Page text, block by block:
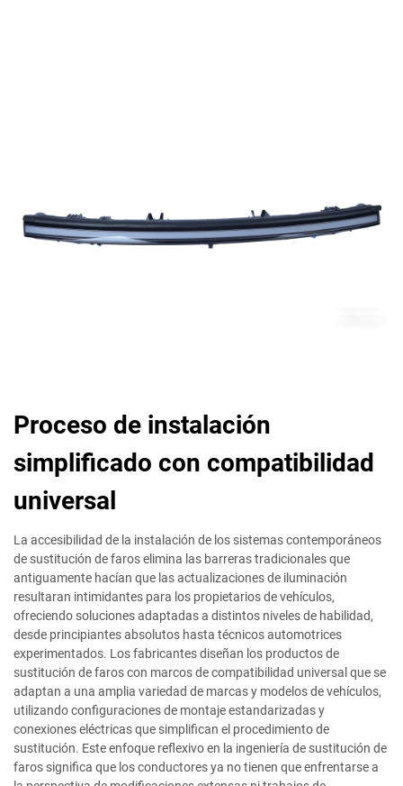
Proceso de instalación
simplificado con compatibilidad
universal
La accesibilidad de la instalación de los sistemas contemporáneos
de sustitución de faros elimina las barreras tradicionales que
antiguamente hacían que las actualizaciones de iluminación
resultaran intimidantes para los propietarios de vehículos,
ofreciendo soluciones adaptadas a distintos niveles de habilidad,
desde principiantes absolutos hasta técnicos automotrices
experimentados. Los fabricantes diseñan los productos de
sustitución de faros con marcos de compatibilidad universal que se
adaptan a una amplia variedad de marcas y modelos de vehículos,
utilizando configuraciones de montaje estandarizadas y
conexiones eléctricas que simplifican el procedimiento de
sustitución. Este enfoque reflexivo en la ingeniería de sustitución de
faros significa que los conductores ya no tienen que enfrentarse a